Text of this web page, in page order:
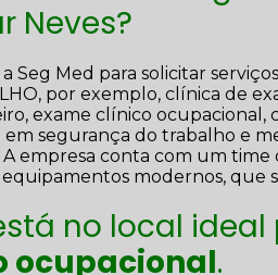
Neves?
Seg Med para solicitar
por exemplo, clínica de
exame clínico
segurança do trabalho e
A empresa conta com um time
modernos, que
no local
ocupacional.